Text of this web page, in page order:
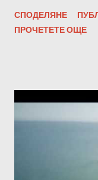
звуковата пътечка
нормализатори и
Матриците на
часа преди лягане.
всеки ден. За мъже
втори ден. -
деня или вечер. 2.
СПОДЕЛЯНЕ
ПРОЧЕТЕТЕ ОЩЕ